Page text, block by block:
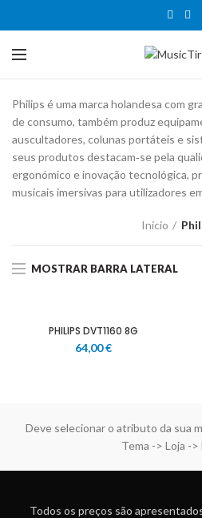
Philips é uma marca holandesa com
de consumo, também produz
auscultadores, colunas portáteis e
seus produtos destacam‑se pela
ergonómico e inovação tecnológica,
musicais imersivas para utilizadores
Início
MOSTRAR BARRA LATERAL
PHILIPS DVT1160 8G
64,00€
Deve selecionar o atributo da sua
Tema -> Loja ->
Todos os preços são